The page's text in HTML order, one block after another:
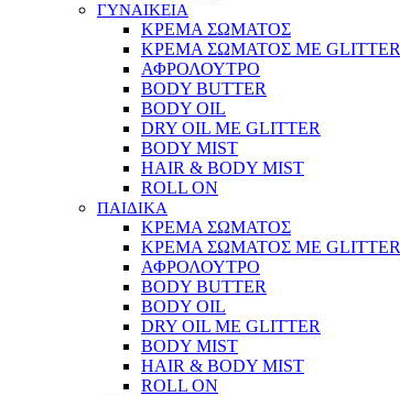
ΓΥΝΑΙΚΕΙΑ
ΚΡΕΜΑ ΣΩΜΑΤΟΣ
ΚΡΕΜΑ ΣΩΜΑΤΟΣ ΜΕ GLITTER
ΑΦΡΟΛΟΥΤΡΟ
BODY BUTTER
BODY OIL
DRY OIL ΜΕ GLITTER
BODY MIST
HAIR & BODY MIST
ROLL ON
ΠΑΙΔΙΚΑ
ΚΡΕΜΑ ΣΩΜΑΤΟΣ
ΚΡΕΜΑ ΣΩΜΑΤΟΣ ΜΕ GLITTER
ΑΦΡΟΛΟΥΤΡΟ
BODY BUTTER
BODY OIL
DRY OIL ΜΕ GLITTER
BODY MIST
HAIR & BODY MIST
ROLL ON